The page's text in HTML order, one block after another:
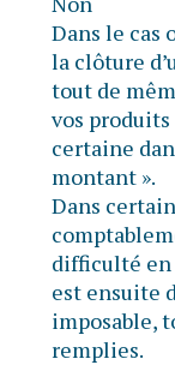
Dans le cas
la clôture
tout de
vos produits
certaine
montant ».
Dans
difficulté
est ensuite
imposable,
remplies.